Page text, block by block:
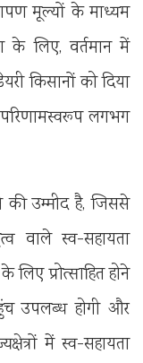
मूल्यों के माध्यम
के लिए, वर्तमान में
किसानों को दिया
लगभग
की उम्मीद है, जिससे
वाले स्व-सहायता
प्रोत्साहित होने
उपलब्ध होगी और
में स्व-सहायता